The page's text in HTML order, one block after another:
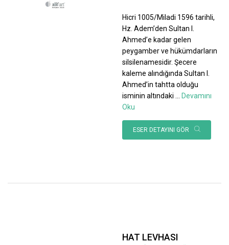
Hicri 1005/Miladi 1596 tarihli,
Hz. Adem’den Sultan I.
Ahmed’e kadar gelen
peygamber ve hükümdarların
silsilenamesidir. Şecere
kaleme alındığında Sultan I.
Ahmed’in tahtta olduğu
isminin altındaki
Devamını
Oku
ESER DETAYINI GÖR
HAT LEVHASI